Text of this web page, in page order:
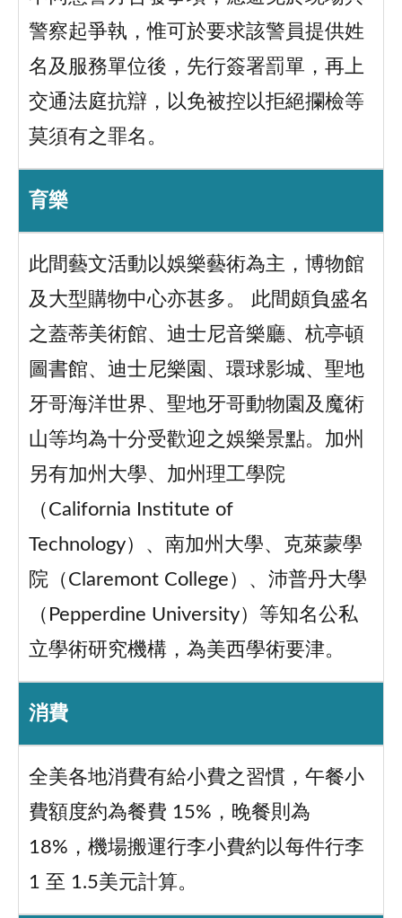
警察起爭執，惟可於要求該警員提供姓
名及服務單位後，先行簽署罰單，再上
交通法庭抗辯，以免被控以拒絕攔檢等
莫須有之罪名。
育樂
此間藝文活動以娛樂藝術為主，博物館
及大型購物中心亦甚多。 此間頗負盛名
之蓋蒂美術館、迪士尼音樂廳、杭亭頓
圖書館、迪士尼樂園、環球影城、聖地
牙哥海洋世界、聖地牙哥動物園及魔術
山等均為十分受歡迎之娛樂景點。加州
另有加州大學、加州理工學院
（California Institute of
Technology）、南加州大學、克萊蒙學
院（Claremont College）、沛普丹大學
（Pepperdine University）等知名公私
立學術研究機構，為美西學術要津。
消費
全美各地消費有給小費之習慣，午餐小
費額度約為餐費 15%，晚餐則為
18%，機場搬運行李小費約以每件行李
1 至 1.5美元計算。